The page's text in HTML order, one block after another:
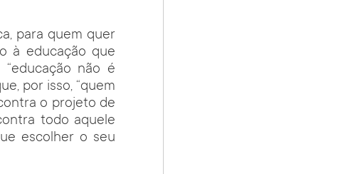
para quem quer
à educação que
não é
por isso, “quem
o projeto de
todo aquele
escolher o seu